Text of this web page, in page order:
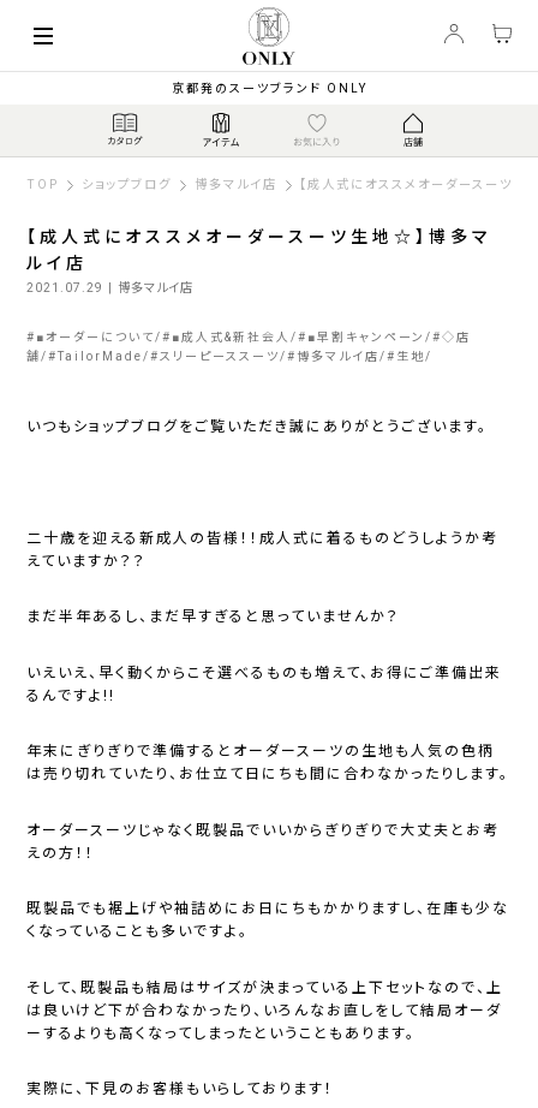
京都発のスーツブランド ONLY
TOP ショップブログ 博多マルイ店 【成人式にオススメオーダースーツ生
【成人式にオススメオーダースーツ生地☆】博多マ
ルイ店
2021.07.29 | 博多マルイ店
# ■オーダーについて # ■成人式&新社会人 # ■早割キャンペーン #◇店
舗 #TailorMade # スリーピーススーツ # 博多マルイ店 # 生地
いつもショップブログをご覧いただき誠にありがとうございます。
二十歳を迎える新成人の皆様！！成人式に着るものどうしようか考
えていますか？？
まだ半年あるし、まだ早すぎると思っていませんか？
いえいえ、早く動くからこそ選べるものも増えて、お得にご準備出来
るんですよ!!
年末にぎりぎりで準備するとオーダースーツの生地も人気の色柄
は売り切れていたり、お仕立て日にちも間に合わなかったりします。
オーダースーツじゃなく既製品でいいからぎりぎりで大丈夫とお考
えの方！！
既製品でも裾上げや袖詰めにお日にちもかかりますし、在庫も少な
くなっていることも多いですよ。
そして、既製品も結局はサイズが決まっている上下セットなので、上
は良いけど下が合わなかったり、いろんなお直しをして結局オーダ
ーするよりも高くなってしまったということもあります。
実際に、下見のお客様もいらしております！